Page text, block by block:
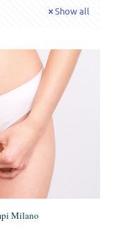
Show all
Milano